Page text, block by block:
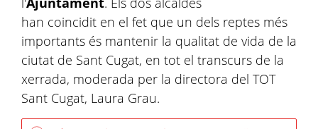
han coincidit en el fet que un dels reptes més
importants és mantenir la qualitat de vida de la
ciutat de Sant Cugat, en tot el transcurs de la
xerrada, moderada per la directora del TOT
Sant Cugat, Laura Grau.